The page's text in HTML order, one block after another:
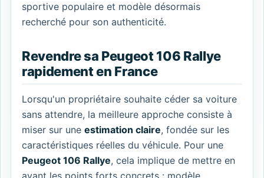
sportive populaire et modèle désormais
recherché pour son authenticité.
Revendre sa Peugeot 106 Rallye
rapidement en France
Lorsqu'un propriétaire souhaite céder sa voiture
sans attendre, la meilleure approche consiste à
miser sur une estimation claire, fondée sur les
caractéristiques réelles du véhicule. Pour une
Peugeot 106 Rallye, cela implique de mettre en